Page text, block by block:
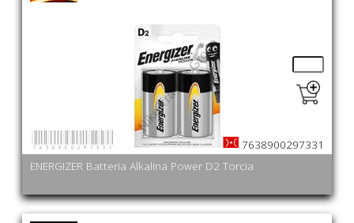
ENERGIZER Batteria Alkalina Power D2 Torcia
7638900297331